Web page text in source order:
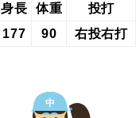
身長 体重
投打
177 90 右投右打
中